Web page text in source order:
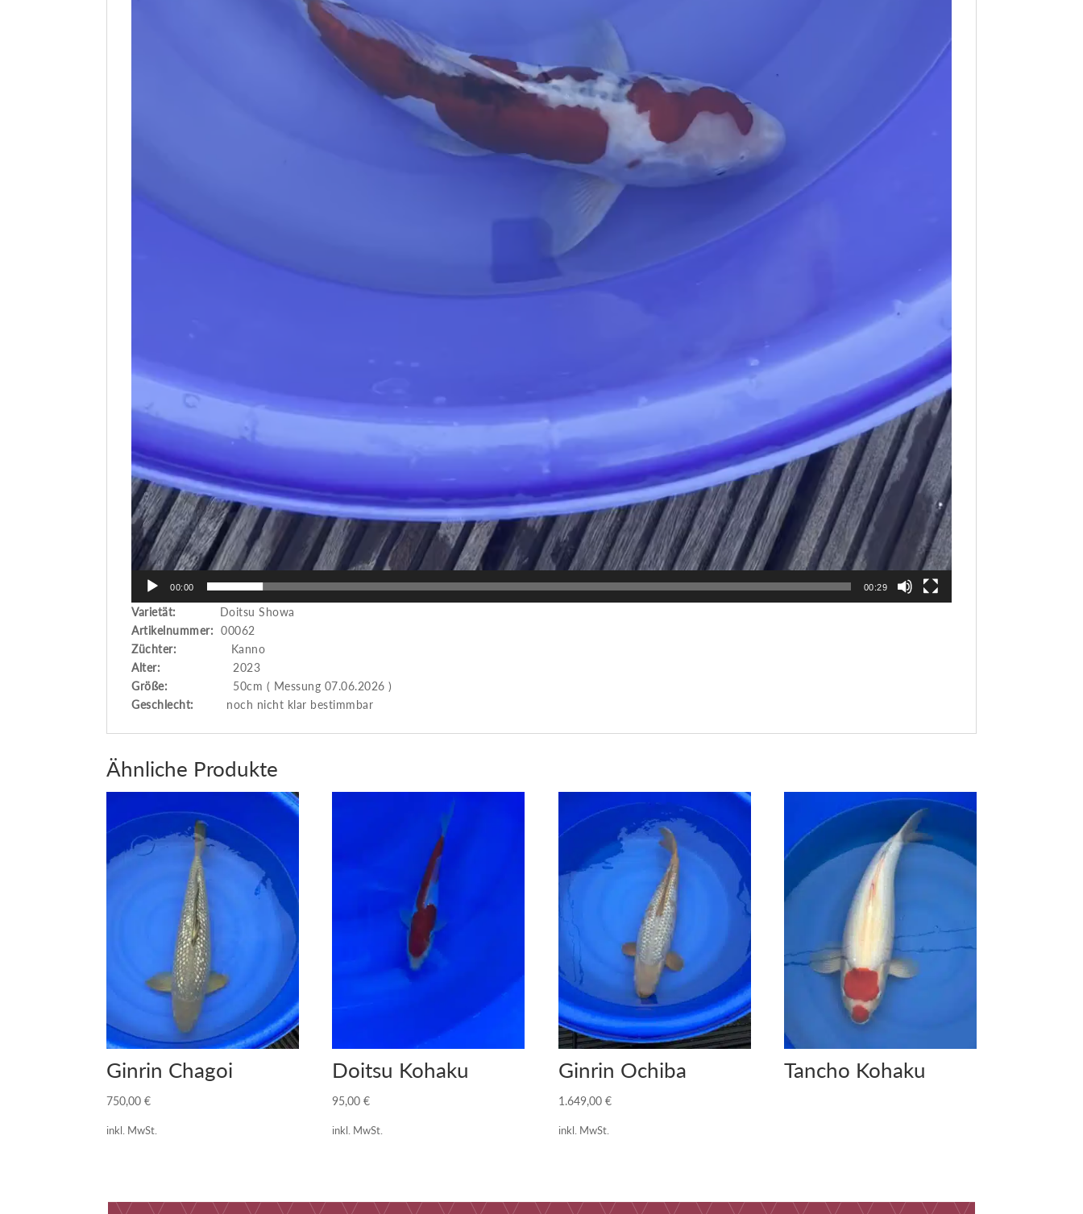
00:00 00:29
Varietät: Doitsu Showa
Artikelnummer: 00062
Züchter: Kanno
Alter: 2023
Größe: 50cm ( Messung 07.06.2026 )
Geschlecht: noch nicht klar bestimmbar
Ähnliche Produkte
Ginrin Chagoi
750,00 €
inkl. MwSt.
Doitsu Kohaku
95,00€
inkl. MwSt.
Ginrin Ochiba
1.649,00 €
inkl. MwSt.
Tancho Kohaku